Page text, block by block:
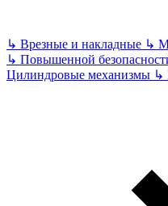
↳ Врезные и накладные ↳
↳ Повышенной
Цилиндровые механизмы ↳